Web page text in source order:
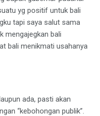
yg positif untuk bali
tapi saya salut sama
mengajegkan bali
bali menikmati usahanya
ada, pasti akan
“kebohongan publik”.